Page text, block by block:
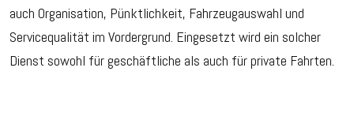
auch Organisation, Pünktlichkeit, Fahrzeugauswahl und
Servicequalität im Vordergrund. Eingesetzt wird ein solcher
Dienst sowohl für geschäftliche als auch für private Fahrten.